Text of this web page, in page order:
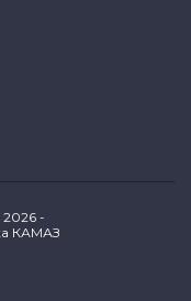
-
КАМАЗ